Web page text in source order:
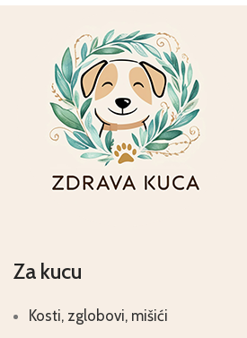
Za kucu
Kosti, zglobovi, mišići